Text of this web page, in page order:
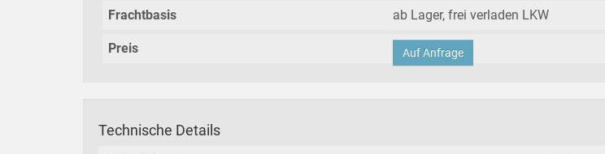
Frachtbasis ab Lager, frei verladen LKW
Preis Auf Anfrage
Technische Details